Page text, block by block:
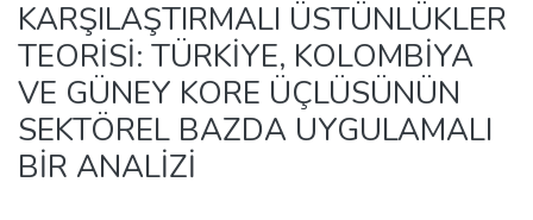
KARŞILAŞTIRMALI ÜSTÜNLÜKLER
TEORİSİ: TÜRKİYE, KOLOMBİYA
VE GÜNEY KORE ÜÇLÜSÜNÜN
SEKTÖREL BAZDA UYGULAMALI
BİR ANALİZİ